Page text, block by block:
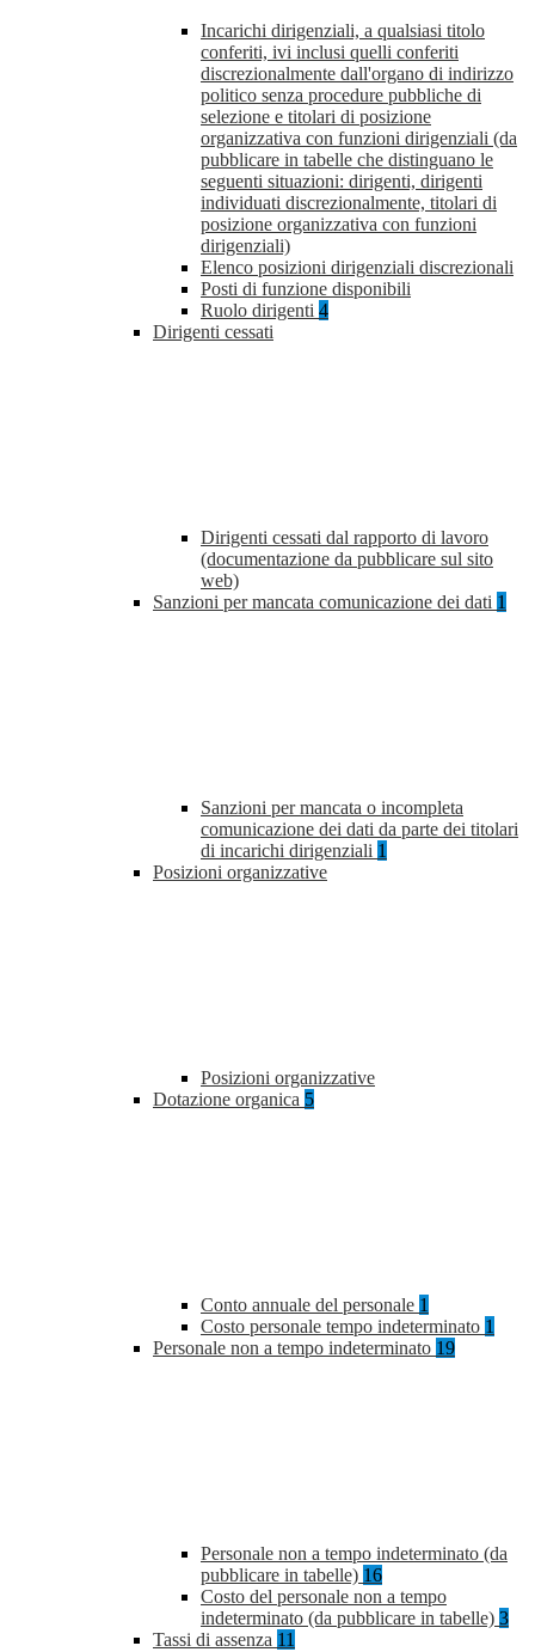
Incarichi dirigenziali, a qualsiasi titolo
conferiti, ivi inclusi quelli conferiti
discrezionalmente dall'organo di indirizzo
politico senza procedure pubbliche di
selezione e titolari di posizione
organizzativa con funzioni dirigenziali (da
pubblicare in tabelle che distinguano le
seguenti situazioni: dirigenti, dirigenti
individuati discrezionalmente, titolari di
posizione organizzativa con funzioni
dirigenziali)
Elenco posizioni dirigenziali discrezionali
Posti di funzione disponibili
Ruolo dirigenti 4
Dirigenti cessati
Dirigenti cessati dal rapporto di lavoro
(documentazione da pubblicare sul sito
web)
Sanzioni per mancata comunicazione dei dati 1
Sanzioni per mancata o incompleta
comunicazione dei dati da parte dei titolari
di incarichi dirigenziali 1
Posizioni organizzative
Posizioni organizzative
Dotazione organica 5
Conto annuale del personale 1
Costo personale tempo indeterminato 1
Personale non a tempo indeterminato 19
Personale non a tempo indeterminato (da
pubblicare in tabelle) 16
Costo del personale non a tempo
indeterminato (da pubblicare in tabelle) 3
Tassi di assenza 11